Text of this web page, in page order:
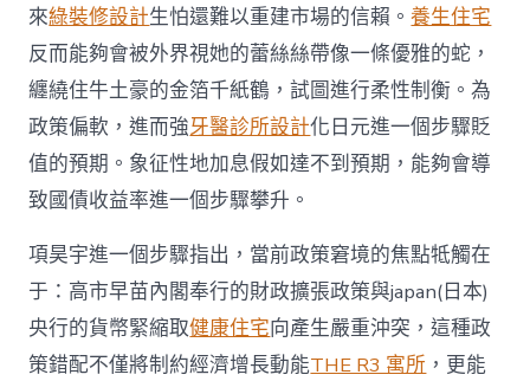
來綠裝修設計生怕還難以重建市場的信賴。養生住宅
反而能夠會被外界視她的蕾絲絲帶像一條優雅的蛇，
纏繞住牛土豪的金箔千紙鶴，試圖進行柔性制衡。為
政策偏軟，進而強牙醫診所設計化日元進一個步驟貶
值的預期。象征性地加息假如達不到預期，能夠會導
致國債收益率進一個步驟攀升。
項昊宇進一個步驟指出，當前政策窘境的焦點牴觸在
于：高市早苗內閣奉行的財政擴張政策與japan(日本)
央行的貨幣緊縮取健康住宅向產生嚴重沖突，這種政
策錯配不僅將制約經濟增長動能THE R3 寓所 ，更能